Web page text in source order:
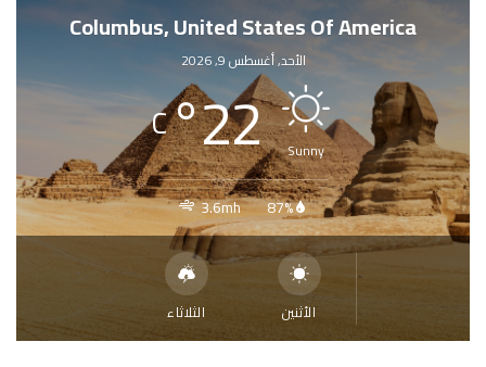
Columbus, United States Of America
الأحد, أغسطس 9, 2026
Sunny
22
°
C
87%
3.6mh
الأثنين الثلاثاء